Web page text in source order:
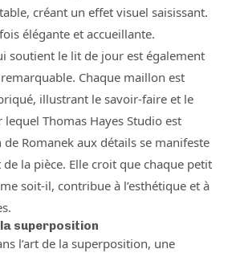
créant un effet visuel saisissant.
élégante et accueillante.
soutient le lit de jour est également
Chaque maillon est
illustrant le savoir-faire et le
Thomas Hayes Studio est
de Romanek aux détails se manifeste
de la pièce. Elle croit que chaque petit
soit-il, contribue à l’esthétique et à
superposition
l’art de la superposition, une